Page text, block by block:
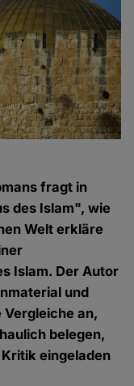
fragt in
des Islam", wie
Welt erkläre
Islam. Der Autor
und
an,
belegen,
eingeladen